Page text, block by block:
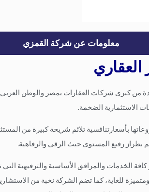
معلومات عن شركة القمزي
من كبرى شركات العقارات بمصر والوطن
بأسعارتنافسية تلائم شريحة كبيرة من
رفيع المستوى حيث الرقي والرفاهية.
الخدمات والمرافق الأساسية والترفيهية التي
للغاية، كما تضم الشركة نخبة من